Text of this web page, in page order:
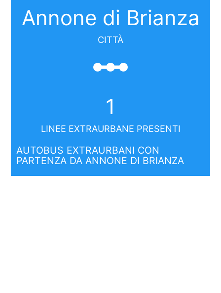
Annone di Brianza
CITTÀ
linear_scale
1
LINEE EXTRAURBANE PRESENTI
AUTOBUS EXTRAURBANI CON
PARTENZA DA ANNONE DI BRIANZA